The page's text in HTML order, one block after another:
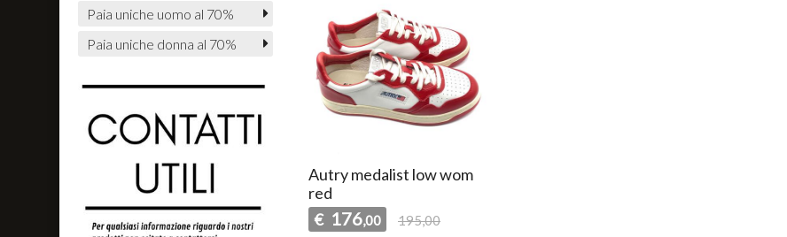
Autry medalist low wom
red
€ 176,00 195,00
Paia uniche uomo al 70%
Paia uniche donna al 70%